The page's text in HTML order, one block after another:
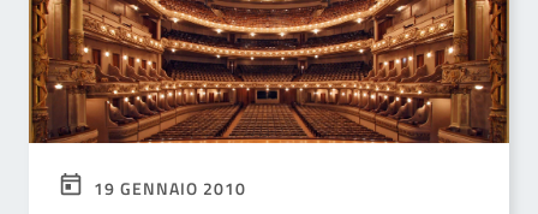
19 GENNAIO 2010